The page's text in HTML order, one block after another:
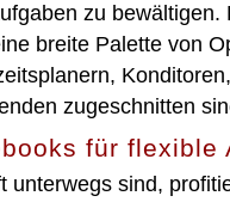
zu
breite Palette von
zugeschnitten
für flexible
unterwegs sind,